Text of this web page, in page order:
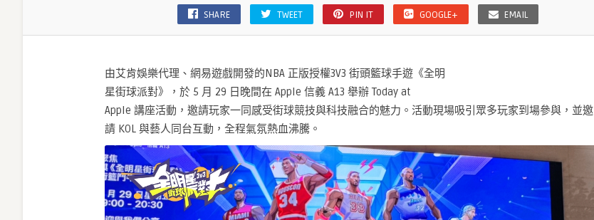
中
SHARE TWEET PIN IT GOOGLE+ EMAIL
由艾肯娛樂代理、網易遊戲開發的NBA 正版授權3V3 街頭籃球手遊《全明
星街球派對》，於 5 月 29 日晚間在 Apple 信義 A13 舉辦 Today at
Apple 講座活動，邀請玩家一同感受街球競技與科技融合的魅力。活動現場吸引眾多玩家到場參與，並邀
請 KOL 與藝人同台互動，全程氣氛熱血沸騰。